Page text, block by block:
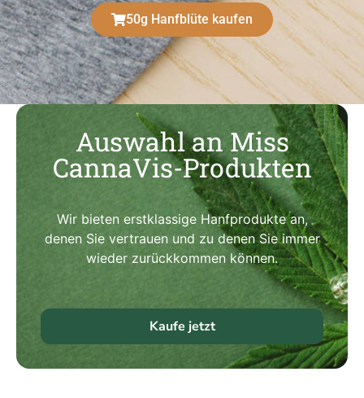
50g Hanfblüte kaufen
Auswahl an Miss
CannaVis-Produkten
Wir bieten erstklassige Hanfprodukte an,
denen Sie vertrauen und zu denen Sie immer
wieder zurückkommen können.
Kaufe jetzt